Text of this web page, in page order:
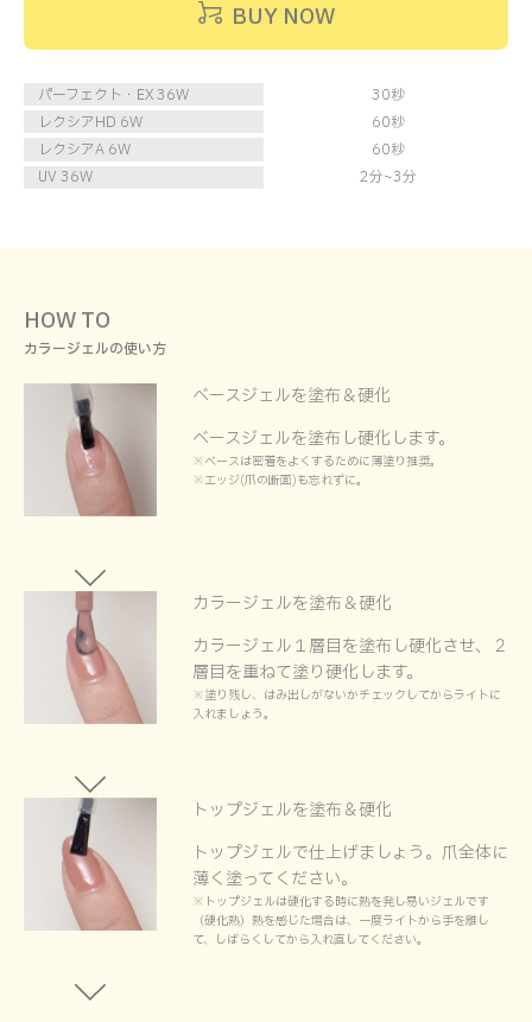
BUY NOW
パーフェクト・EX 36W
30秒
レクシアHD 6W
60秒
レクシアA 6W
60秒
UV 36W
2分~3分
HOW TO
カラージェルの使い方
ベースジェルを塗布＆硬化
ベースジェルを塗布し硬化します。
※ベースは密着をよくするために薄塗り推奨。
※エッジ(爪の断面)も忘れずに。
カラージェルを塗布＆硬化
カラージェル１層目を塗布し硬化させ、２
層目を重ねて塗り硬化します。
※塗り残し、はみ出しがないかチェックしてからライトに
入れましょう。
トップジェルを塗布＆硬化
トップジェルで仕上げましょう。爪全体に
薄く塗ってください。
※トップジェルは硬化する時に熱を発し易いジェルです
（硬化熱）熱を感じた場合は、一度ライトから手を離し
て、しばらくしてから入れ直してください。